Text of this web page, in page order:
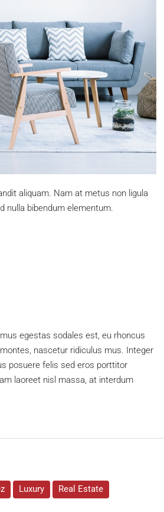
aliquam. Nam at metus non ligula
bibendum elementum.
egestas sodales est, eu rhoncus
nascetur ridiculus mus. Integer
posuere felis sed eros porttitor
laoreet nisl massa, at interdum
Luxury Real Estate